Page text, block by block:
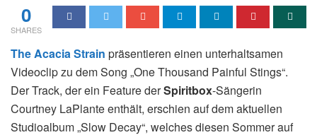
0
SHARES
The Acacia Strain präsentieren einen unterhaltsamen
Videoclip zu dem Song „One Thousand Painful Stings“.
Der Track, der ein Feature derSpiritbox-Sängerin
Courtney LaPlante enthält, erschien auf dem aktuellen
Studioalbum „Slow Decay“, welches diesen Sommer auf